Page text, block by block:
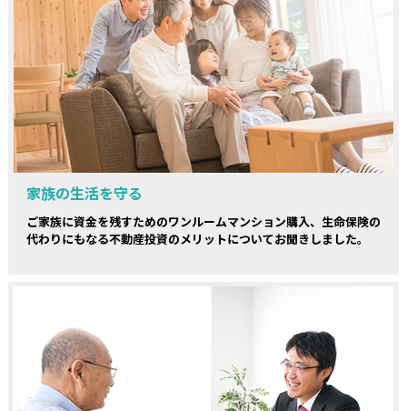
家族の生活を守る
ご家族に資金を残すためのワンルームマンション購入、生命保険の
代わりにもなる不動産投資のメリットについてお聞きしました。